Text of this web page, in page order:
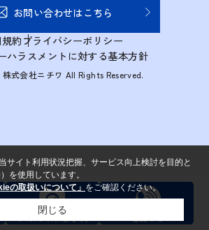
お問い合わせはこちら
約プライバシーポリシー
ハラスメントに対する基本方針
式会社ニチワ All Rights Reserved.
サイト利用状況把握、サービス向上検討を目的と
を使用しています。
の取扱いについて」 をご確認ください。
閉じる